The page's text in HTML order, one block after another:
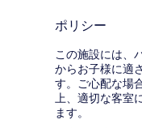
ポリシー
この施設には、
からお子様に適
す。ご心配な場
上、適切な客室
ます。